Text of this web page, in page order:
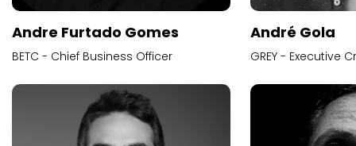
Andre Furtado Gomes
BETC - Chief Business Officer
André Gola
GREY - Executive